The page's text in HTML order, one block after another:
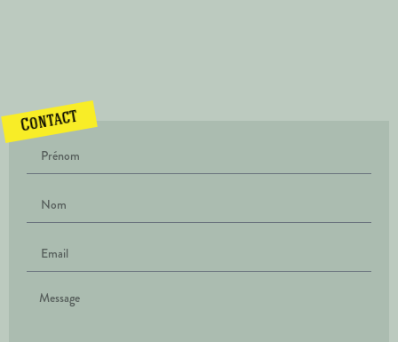
Contact